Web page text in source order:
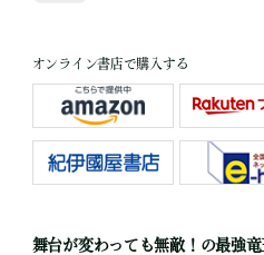
オンライン書店で購入する
舞台が変わっても無敵！の最強竜